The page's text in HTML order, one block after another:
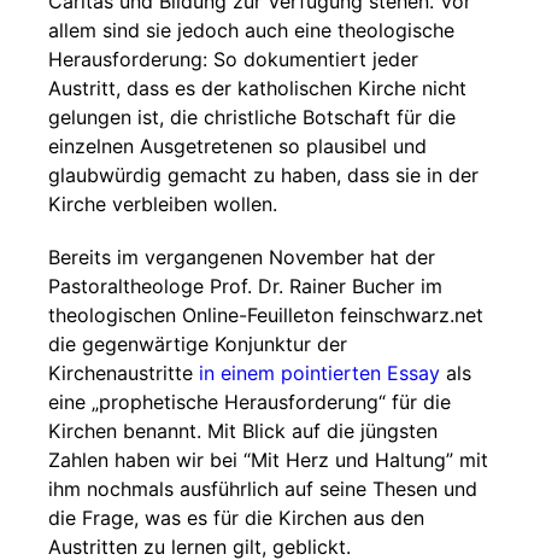
allem sind sie jedoch auch eine theologische
Herausforderung: So dokumentiert jeder
Austritt, dass es der katholischen Kirche nicht
gelungen ist, die christliche Botschaft für die
einzelnen Ausgetretenen so plausibel und
glaubwürdig gemacht zu haben, dass sie in der
Kirche verbleiben wollen.
Bereits im vergangenen November hat der
Pastoraltheologe Prof. Dr. Rainer Bucher im
theologischen Online-Feuilleton feinschwarz.net
die gegenwärtige Konjunktur der
Kirchenaustritte in einem pointierten Essay als
eine „prophetische Herausforderung“ für die
Kirchen benannt. Mit Blick auf die jüngsten
Zahlen haben wir bei “Mit Herz und Haltung” mit
ihm nochmals ausführlich auf seine Thesen und
die Frage, was es für die Kirchen aus den
Austritten zu lernen gilt, geblickt.